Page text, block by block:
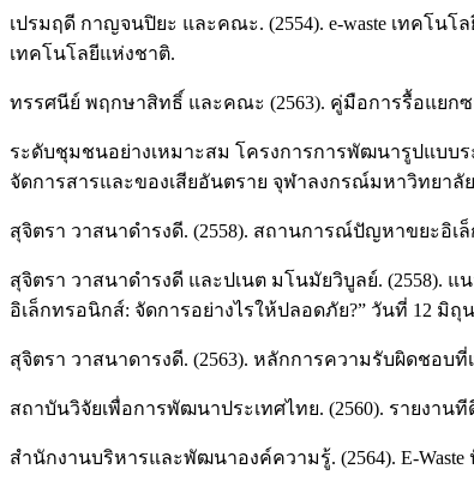
เปรมฤดี กาญจนปิยะ และคณะ. (2554). e-waste เทคโ
เทคโนโลยีแห่งชาติ.
ทรรศนีย์ พฤกษาสิทธิ์ และคณะ (2563). คู่มือการรื้อแย
ระดับชุมชนอย่างเหมาะสม โครงการการพัฒนารูปแบบ
จัดการสารและของเสียอันตราย จุฬาลงกรณ์มหาวิทยาลั
สุจิตรา วาสนาดำรงดี. (2558). สถานการณ์ปัญหาขยะอิเ
สุจิตรา วาสนาดำรงดี และปเนต มโนมัยวิบูลย์. (2558).
อิเล็กทรอนิกส์: จัดการอย่างไรให้ปลอดภัย?” วันที่ 12 มิ
สุจิตรา วาสนาดารงดี. (2563). หลักการความรับผิดชอบที่
สถาบันวิจัยเพื่อการพัฒนาประเทศไทย. (2560). รายงาน
สำนักงานบริหารและพัฒนาองค์ความรู้. (2564). E-